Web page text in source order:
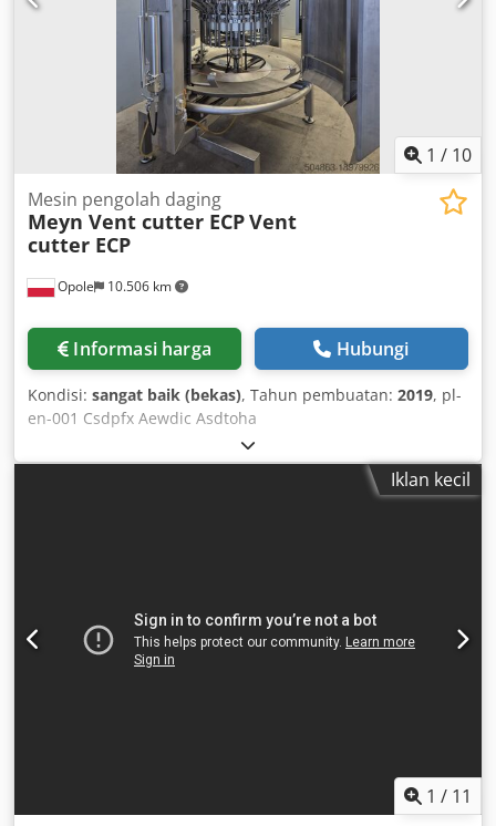
1 / 10
Opole 10.506 km
Mesin pengolah daging
Meyn Vent cutter ECPVent
cutter ECP
Informasi harga Hubungi
Kondisi: sangat baik (bekas), Tahun pembuatan: 2019, pl-
en-001 Csdpfx Aewdic Asdtoha
Iklan kecil
1 / 11